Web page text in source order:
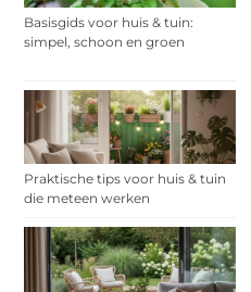
Basisgids voor huis & tuin:
simpel, schoon en groen
Praktische tips voor huis & tuin
die meteen werken